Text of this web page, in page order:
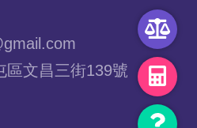
文昌三街139號